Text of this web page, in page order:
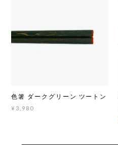
色箸 ダークグリーン ツートン
¥3,980